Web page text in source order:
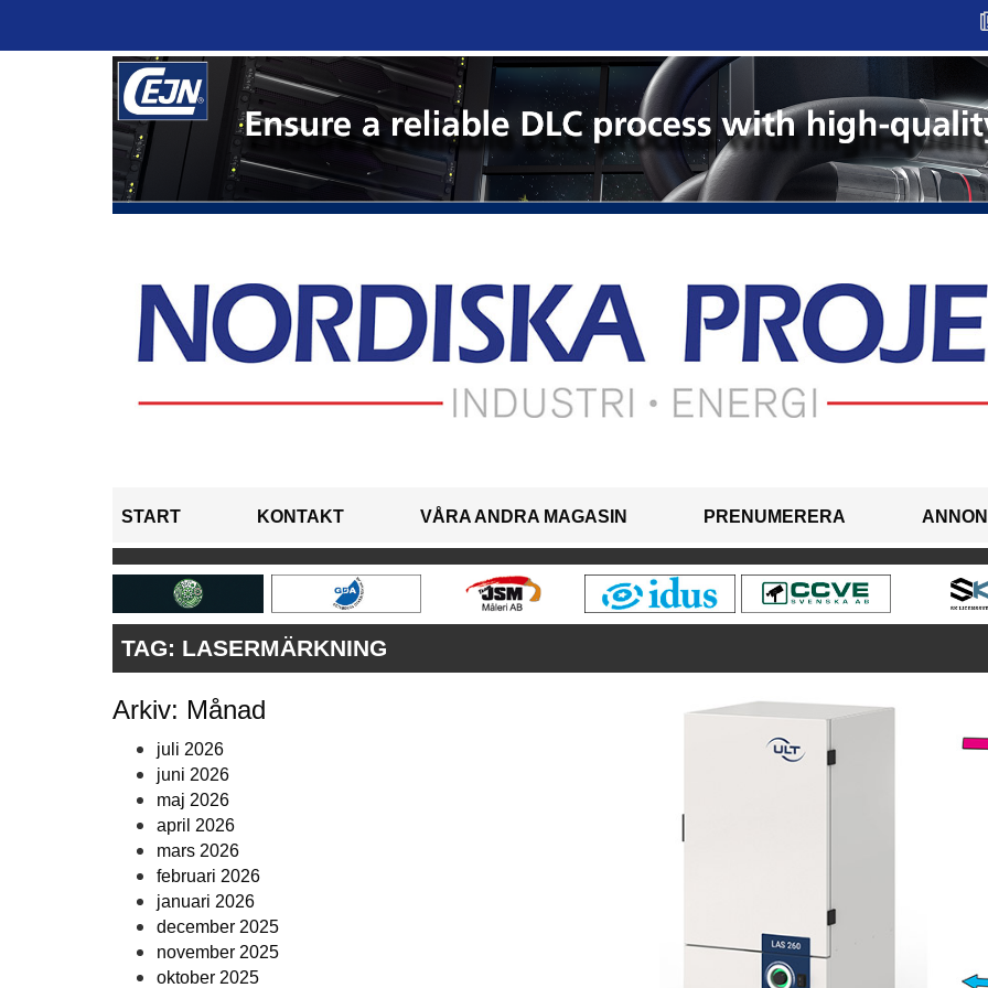
START KONTAKT VÅRA ANDRA MAGASIN PRENUMERERA
TAG: LASERMÄRKNING
Arkiv: Månad
juli 2026
juni 2026
maj 2026
april 2026
mars 2026
februari 2026
januari 2026
december 2025
november 2025
oktober 2025